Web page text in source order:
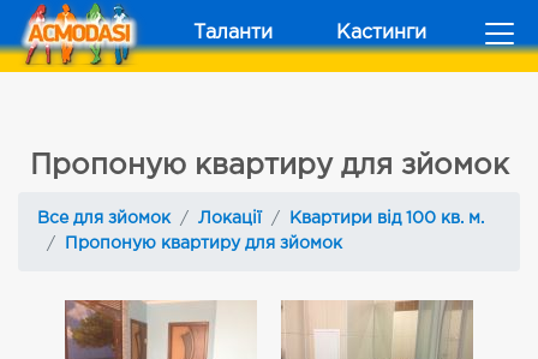
Таланти Кастинги
Пропоную квартиру для зйомок
Все для зйомок Локації
Квартири від 100 кв. м.
Пропоную квартиру для зйомок